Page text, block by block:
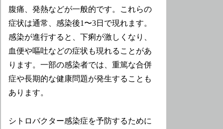
腹痛、発熱などが一般的です。これらの
症状は通常、感染後1〜3日で現れます。
感染が進行すると、下痢が激しくなり、
血便や嘔吐などの症状も現れることがあ
ります。一部の感染者では、重篤な合併
症や長期的な健康問題が発生することも
あります。
シトロバクター感染症を予防するために